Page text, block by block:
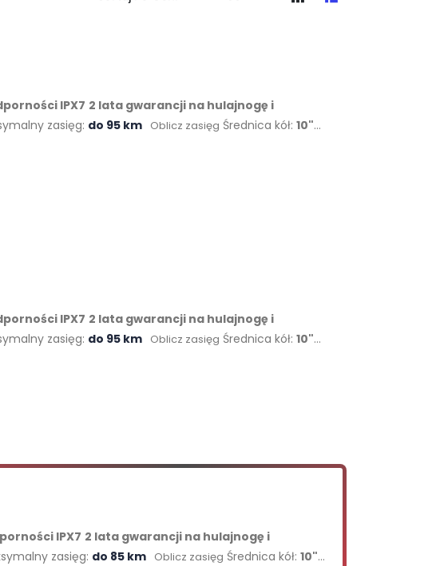
IPX7 2 lata gwarancji na hulajnogę i
zasięg: do 95 km Oblicz zasięg Średnica kół: 10"
IPX7 2 lata gwarancji na hulajnogę i
zasięg: do 95 km Oblicz zasięg Średnica kół: 10"
IPX7 2 lata gwarancji na hulajnogę i
zasięg: do 85 km Oblicz zasięg Średnica kół: 10"